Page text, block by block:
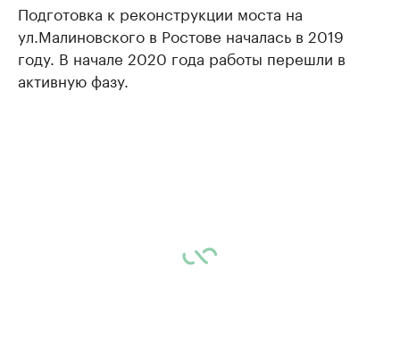
Подготовка к реконструкции моста на
ул.Малиновского в Ростове началась в 2019
году. В начале 2020 года работы перешли в
активную фазу.